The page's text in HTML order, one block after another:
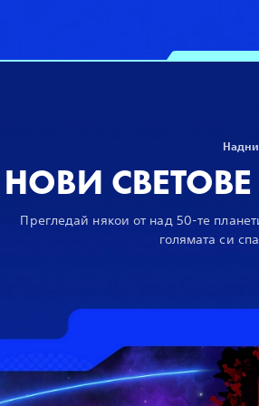
НОВИ
Прегледай някои от над 50-те
голямата си